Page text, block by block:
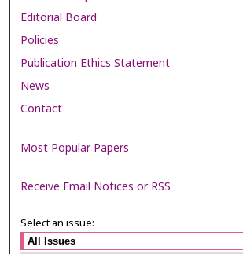
Editorial Board
Policies
Publication Ethics Statement
News
Contact
Most Popular Papers
Receive Email Notices or RSS
Select an issue: